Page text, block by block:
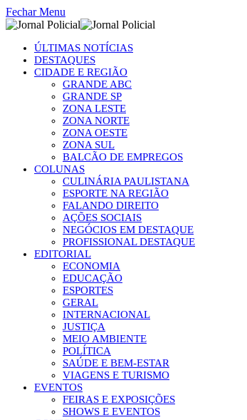
Fechar Menu
ÚLTIMAS NOTÍCIAS
DESTAQUES
CIDADE E REGIÃO
GRANDE ABC
GRANDE SP
ZONA LESTE
ZONA NORTE
ZONA OESTE
ZONA SUL
BALCÃO DE EMPREGOS
COLUNAS
CULINÁRIA PAULISTANA
ESPORTE NA REGIÃO
FALANDO DIREITO
AÇÕES SOCIAIS
NEGÓCIOS EM DESTAQUE
PROFISSIONAL DESTAQUE
EDITORIAL
ECONOMIA
EDUCAÇÃO
ESPORTES
GERAL
INTERNACIONAL
JUSTIÇA
MEIO AMBIENTE
POLÍTICA
SAÚDE E BEM-ESTAR
VIAGENS E TURISMO
EVENTOS
FEIRAS E EXPOSIÇÕES
SHOWS E EVENTOS